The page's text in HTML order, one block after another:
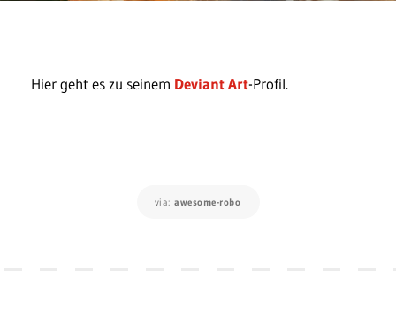
Hier geht es zu seinem Deviant Art-Profil.
via: awesome-robo